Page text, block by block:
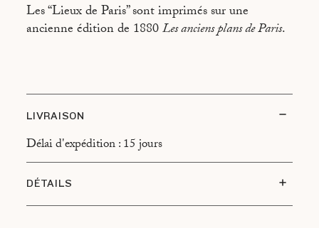
Les “Lieux de Paris” sont imprimés sur une
ancienne édition de 1880Les anciens plans de Paris.
LIVRAISON
Délai d'expédition : 15 jours
DÉTAILS